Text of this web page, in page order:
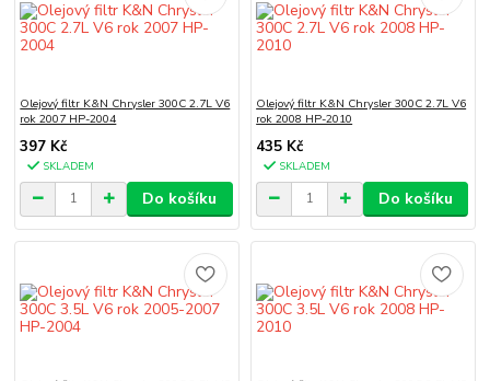
Olejový filtr K&N Chrysler 300C 2.7L V6
rok 2007 HP-2004
397 Kč
SKLADEM
Do košíku
Olejový filtr K&N Chrysler 300C 2.7L V6
rok 2008 HP-2010
435 Kč
SKLADEM
Do košíku